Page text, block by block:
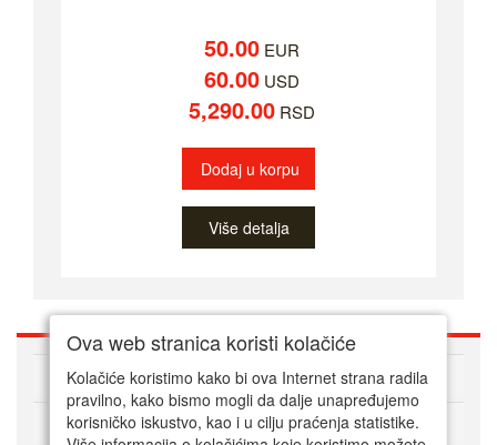
50.00EUR
60.00USD
5,290.00RSD
Dodaj u korpu
Više detalja
O nama
Kako kupovati online
Ova web stranica koristi kolačiće
Kolačiće koristimo kako bi ova Internet strana radila
pravilno, kako bismo mogli da dalje unapređujemo
korisničko iskustvo, kao i u cilju praćenja statistike.